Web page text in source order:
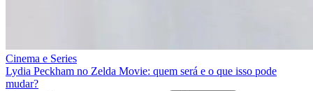
Cinema e Series
Lydia Peckham no Zelda Movie: quem será e o que isso pode
mudar?